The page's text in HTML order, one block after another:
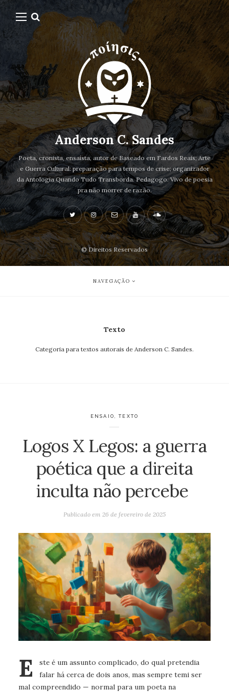
Anderson C. Sandes
Poeta, cronista, ensaísta, autor de Baseado em Fardos Reais; Arte
e Guerra Cultural: preparação para tempos de crise; organizador
da Antologia Quando Tudo Transborda. Pedagogo. Vivo de poesia
pra não morrer de razão.
© Direitos Reservados
NAVEGAÇÃO
Texto
Categoria para textos autorais de Anderson C. Sandes.
ENSAIO ,TEXTO
Logos X Legos: a guerra
poética que a direita
inculta não percebe
Publicado em 26 de fevereiro de 2025
E
ste é um assunto complicado, do qual pretendia
falar há cerca de dois anos, mas sempre temi ser
mal compreendido — normal para um poeta na